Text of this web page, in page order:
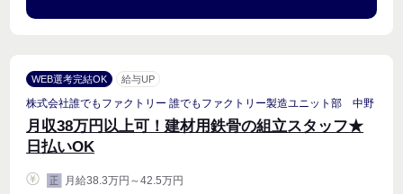
WEB選考完結OK 給与UP
株式会社誰でもファクトリー 誰でもファクトリー製造ユニット部 中野
月収38万円以上可！建材用鉄骨の組立スタッフ★
日払いOK
正 月給38.3万円～42.5万円